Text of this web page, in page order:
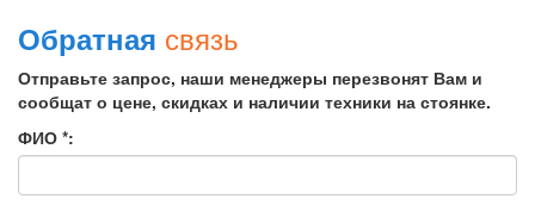
Обратная связь
Отправьте запрос, наши менеджеры перезвонят Вам и
сообщат о цене, скидках и наличии техники на стоянке.
ФИО *: